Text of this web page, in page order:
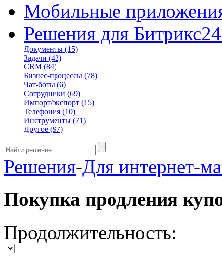
Мобильные
Решения для Битрикс24
Документы (15)
Задачи (42)
CRM (84)
Бизнес-процессы (78)
Чат-боты (6)
Сотрудники (69)
Импорт/экспорт (15)
Телефония (10)
Инструменты (71)
Другое (97)
Решения-Для интернет-
Покупка продления
Продолжительность: